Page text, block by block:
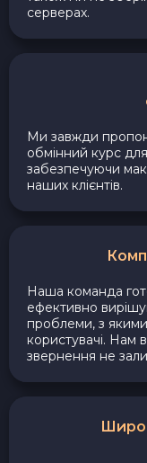
серверах.
Ми завжди
обмінний курс
забезпечуючи
наших клієнтів.
Наша команда
ефективно
проблеми, з
користувачі.
звернення не